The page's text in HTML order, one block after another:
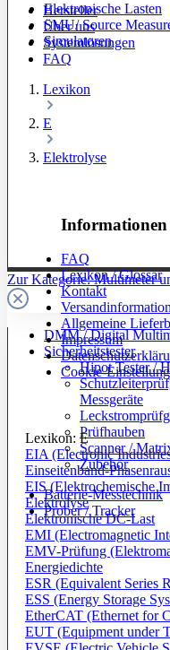
Elektronische Lasten
SMU/ Source
Simulatoren
Zur Kategorie: Multimeter
DMM / Digital
Sicherheitstester
Hipot Tester /
Messgeräte
Prüfhauben
Scanner /
Zubehör
Batterie-Messtechnik
Prober / Tracker
Hersteller
Über uns
Systemlösungen
FAQ
Lexikon
E
Elektrolyse
Informationen
FAQ
Lexikon / Glossar
Kontakt
Allgemeine
Impressum
Cookie-
Lexikon: E
EIA (Electronic
Einseitenband-
EIS (Elektrochemische
Elektrolyse
Elektronische DC-Last
EMI (Electromagnetic
EMV-Prüfung
Energiedichte
ESR (Equivalent Series
ESS (Energy Storage
EtherCAT (Ethernet for
EUT (Equipment under